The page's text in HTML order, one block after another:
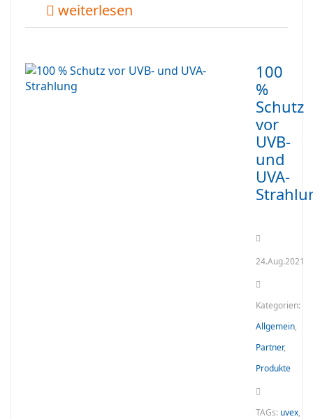
weiterlesen
100
%
Schutz
vor
UVB-
und
UVA-
24.Aug.2021
Kategorien:
Allgemein,
Partner,
Produkte
TAGs: uvex,